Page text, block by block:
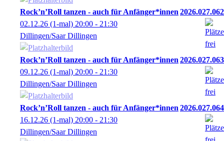
Rock’n’Roll tanzen - auch für Anfänger*innen 2026.027.062
02.12.26 (1-mal) 20:00 - 21:30
Dillingen/Saar Dillingen
Rock’n’Roll tanzen - auch für Anfänger*innen 2026.027.063
09.12.26 (1-mal) 20:00 - 21:30
Dillingen/Saar Dillingen
Rock’n’Roll tanzen - auch für Anfänger*innen 2026.027.064
16.12.26 (1-mal) 20:00 - 21:30
Dillingen/Saar Dillingen